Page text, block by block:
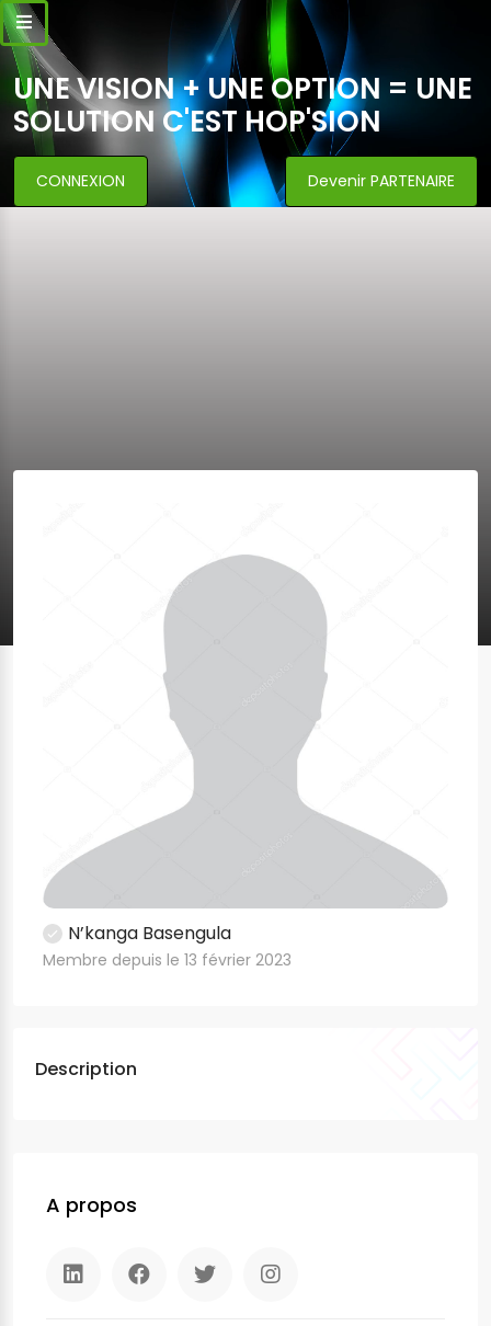
UNE VISION + UNE OPTION = UNE
SOLUTION C'EST HOP'SION
CONNEXION Devenir PARTENAIRE
N’kanga Basengula
Membre depuis le 13 février 2023
Description
A propos